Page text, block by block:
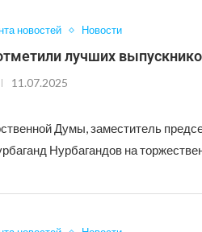
новостей Новости
лучших
11.07.2025
Думы, заместитель
Нурбагандов на